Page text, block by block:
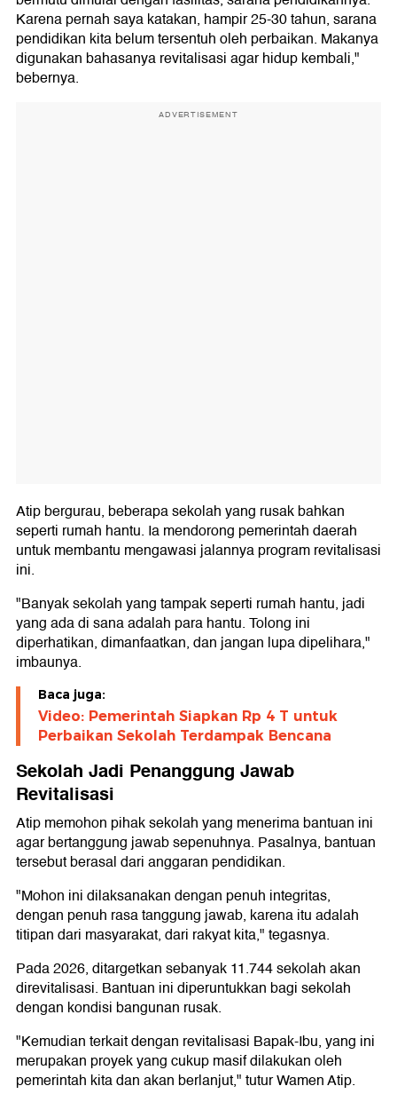
Karena pernah saya katakan, hampir 25-30 tahun, sarana
pendidikan kita belum tersentuh oleh perbaikan. Makanya
digunakan bahasanya revitalisasi agar hidup kembali,"
bebernya.
ADVERTISEMENT
Atip bergurau, beberapa sekolah yang rusak bahkan
seperti rumah hantu. Ia mendorong pemerintah daerah
untuk membantu mengawasi jalannya program revitalisasi
ini.
"Banyak sekolah yang tampak seperti rumah hantu, jadi
yang ada di sana adalah para hantu. Tolong ini
diperhatikan, dimanfaatkan, dan jangan lupa dipelihara,"
imbaunya.
Baca juga:
Video: Pemerintah Siapkan Rp 4 T untuk
Perbaikan Sekolah Terdampak Bencana
Sekolah Jadi Penanggung Jawab
Revitalisasi
Atip memohon pihak sekolah yang menerima bantuan ini
agar bertanggung jawab sepenuhnya. Pasalnya, bantuan
tersebut berasal dari anggaran pendidikan.
"Mohon ini dilaksanakan dengan penuh integritas,
dengan penuh rasa tanggung jawab, karena itu adalah
titipan dari masyarakat, dari rakyat kita," tegasnya.
Pada 2026, ditargetkan sebanyak 11.744 sekolah akan
direvitalisasi. Bantuan ini diperuntukkan bagi sekolah
dengan kondisi bangunan rusak.
"Kemudian terkait dengan revitalisasi Bapak-Ibu, yang ini
merupakan proyek yang cukup masif dilakukan oleh
pemerintah kita dan akan berlanjut," tutur Wamen Atip.